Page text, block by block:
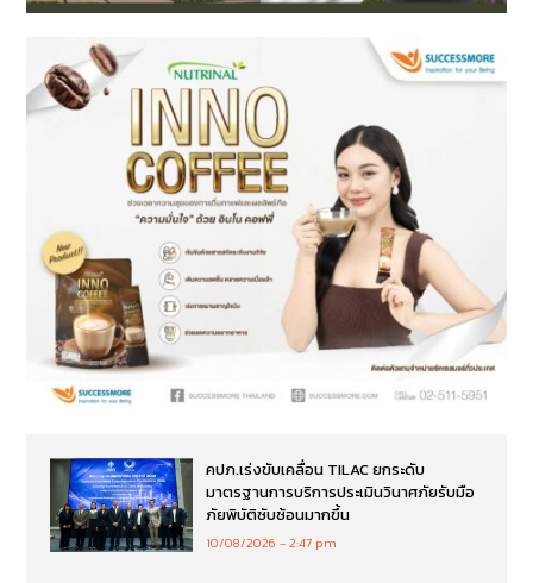
คปภ.เร่งขับเคลื่อน TILAC ยกระดับ
มาตรฐานการบริการประเมินวินาศภัยรับมือ
ภัยพิบัติซับซ้อนมากขึ้น
10/08/2026 2:47 pm